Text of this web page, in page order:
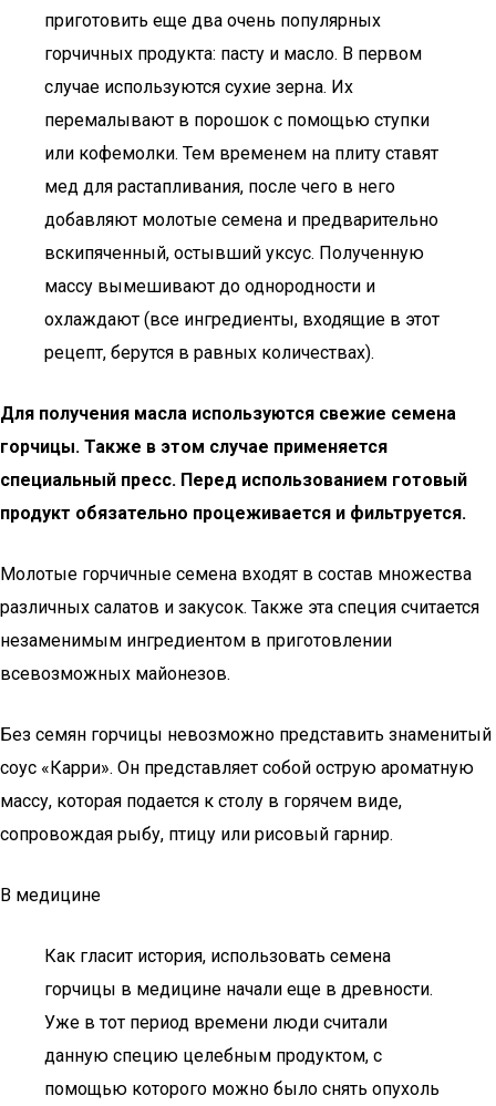
приготовить еще два очень популярных
горчичных продукта: пасту и масло. В первом
случае используются сухие зерна. Их
перемалывают в порошок с помощью ступки
или кофемолки. Тем временем на плиту ставят
мед для растапливания, после чего в него
добавляют молотые семена и предварительно
вскипяченный, остывший уксус. Полученную
массу вымешивают до однородности и
охлаждают (все ингредиенты, входящие в этот
рецепт, берутся в равных количествах).
Для получения масла используются свежие семена
горчицы. Также в этом случае применяется
специальный пресс. Перед использованием готовый
продукт обязательно процеживается и фильтруется.
Молотые горчичные семена входят в состав множества
различных салатов и закусок. Также эта специя считается
незаменимым ингредиентом в приготовлении
всевозможных майонезов.
Без семян горчицы невозможно представить знаменитый
соус «Карри». Он представляет собой острую ароматную
массу, которая подается к столу в горячем виде,
сопровождая рыбу, птицу или рисовый гарнир.
В медицине
Как гласит история, использовать семена
горчицы в медицине начали еще в древности.
Уже в тот период времени люди считали
данную специю целебным продуктом, с
помощью которого можно было снять опухоль